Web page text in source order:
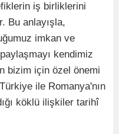
iş birliklerini
Bu anlayışla,
imkan ve
kendimiz
bizim için özel önemi
ile Romanya'nın
köklü ilişkiler tarihî